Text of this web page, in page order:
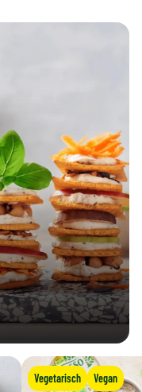
Vegetarisch Vegan